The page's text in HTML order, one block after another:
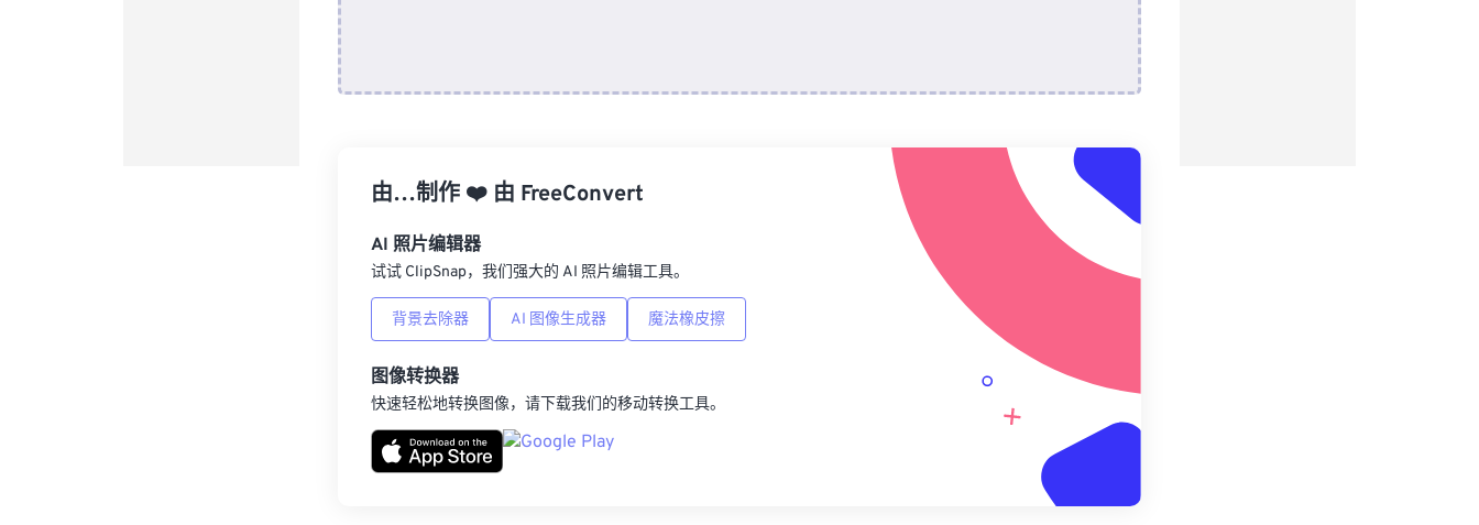
来自网址
由…制作 ❤️ 由 FreeConvert
AI 照片编辑器
试试 ClipSnap，我们强大的 AI 照片编辑工具。
背景去除器 AI 图像生成器 魔法橡皮擦
图像转换器
快速轻松地转换图像，请下载我们的移动转换工具。